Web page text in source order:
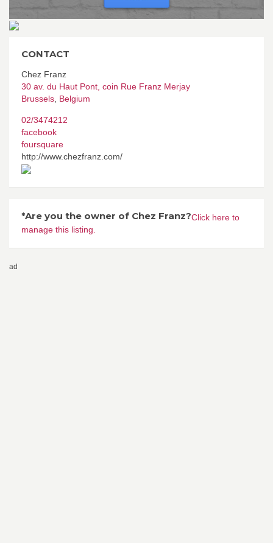
CONTACT
Chez Franz
30 av. du Haut Pont, coin Rue Franz Merjay
Brussels Belgium
02/3474212
facebook
foursquare
http://www.chezfranz.com/
*Are you the owner of Chez Franz?Click here to
manage this listing.
ad